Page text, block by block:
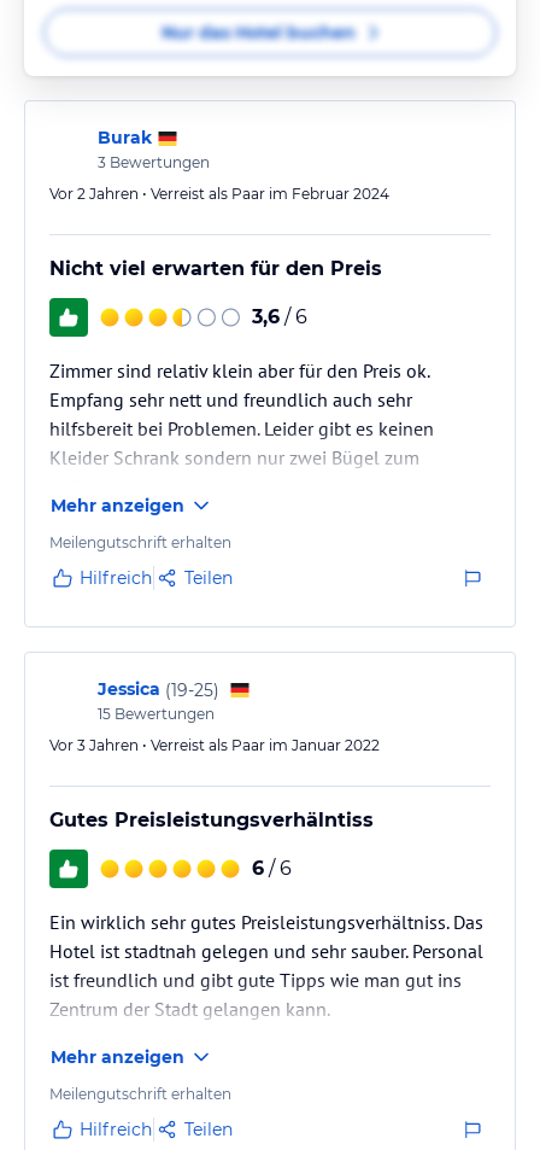
Nur das Hotel buchen
Burak
3 Bewertungen
Vor 2 Jahren • Verreist als Paar im Februar 2024
Nicht viel erwarten für den Preis
3,6 / 6
Zimmer sind relativ klein aber für den Preis ok.
Empfang sehr nett und freundlich auch sehr
hilfsbereit bei Problemen. Leider gibt es keinen
Kleider Schrank sondern nur zwei Bügel zum
Mehr anzeigen
Meilengutschrift erhalten
Hilfreich Teilen
Jessica (19-25)
15 Bewertungen
Vor 3 Jahren • Verreist als Paar im Januar 2022
Gutes Preisleistungsverhälntiss
6 / 6
Ein wirklich sehr gutes Preisleistungsverhältniss. Das
Hotel ist stadtnah gelegen und sehr sauber. Personal
ist freundlich und gibt gute Tipps wie man gut ins
Zentrum der Stadt gelangen kann.
Mehr anzeigen
Meilengutschrift erhalten
Hilfreich Teilen